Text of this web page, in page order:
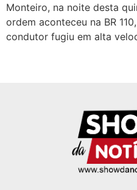
Monteiro, na noite desta
ordem aconteceu na BR
condutor fugiu em alta